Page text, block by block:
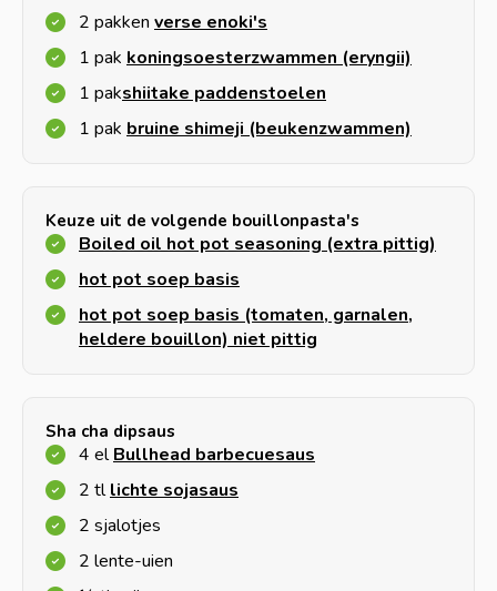
2 pakken verse enoki's
1 pak koningsoesterzwammen (eryngii)
1 pakshiitake paddenstoelen
1 pak bruine shimeji (beukenzwammen)
Keuze uit de volgende bouillonpasta's
Boiled oil hot pot seasoning (extra pittig)
hot pot soep basis
hot pot soep basis (tomaten, garnalen,
heldere bouillon) niet pittig
Sha cha dipsaus
4 elBullhead barbecuesaus
2 tllichte sojasaus
2 sjalotjes
2 lente-uien